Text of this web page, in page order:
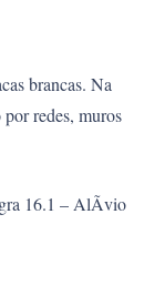
brancas. Na
redes, muros
16.1 – AlÃ­vio